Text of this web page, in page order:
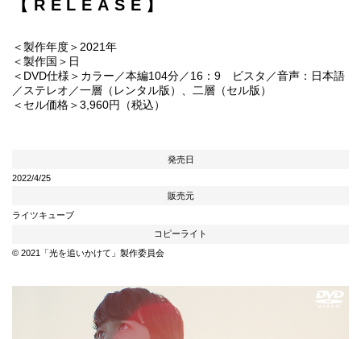
【RELEASE】
＜製作年度＞2021年
＜製作国＞日
＜DVD仕様＞カラー／本編104分／16：9 ビスタ／音声：日本語
／ステレオ／一層（レンタル版）、二層（セル版）
＜セル価格＞3,960円（税込）
発売日
2022/4/25
販売元
ライツキューブ
コピーライト
© 2021「光を追いかけて」製作委員会